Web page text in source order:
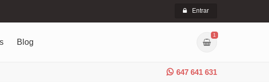
Entrar
Blog
1
647 641 631